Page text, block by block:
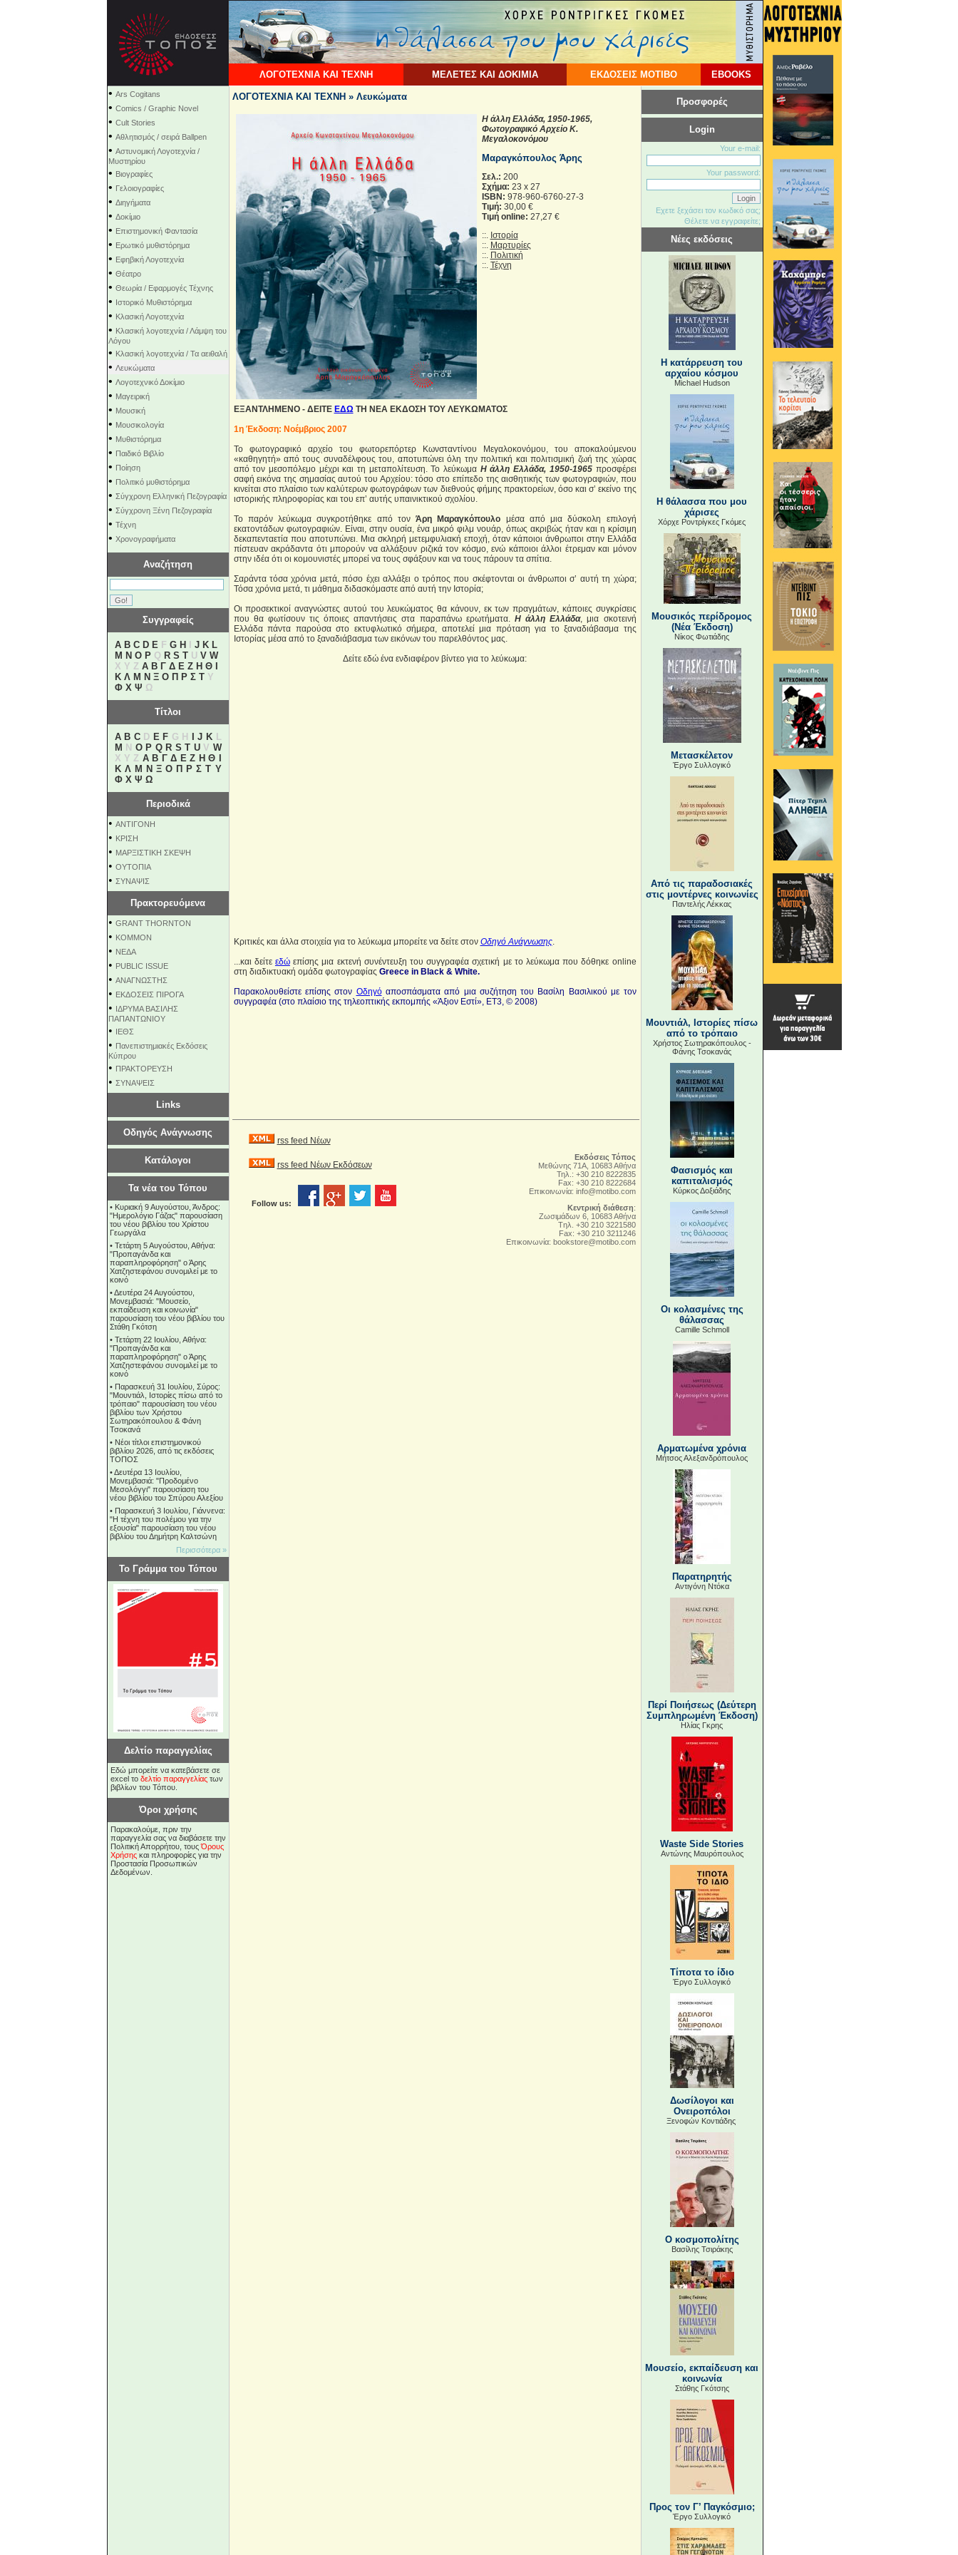
ΛΟΓΟΤΕΧΝΙΑ ΚΑΙ ΤΕΧΝΗ ΜΕΛΕΤΕΣ ΚΑΙ ΔΟΚΙΜΙΑ ΕΚΔΟΣΕΙΣ ΜΟΤΙΒΟ EBOOKS
• Ars Cogitans
• Comics / Graphic Novel
• Cult Stories
• Αθλητισμός / σειρά Ballpen
• Αστυνομική Λογοτεχνία /
Μυστηρίου
• Βιογραφίες
• Γελοιογραφίες
• Διηγήματα
• Δοκίμιο
• Επιστημονική Φαντασία
• Ερωτικό μυθιστόρημα
• Εφηβική Λογοτεχνία
• Θέατρο
• Θεωρία / Εφαρμογές Τέχνης
• Ιστορικό Μυθιστόρημα
• Κλασική Λογοτεχνία
• Κλασική λογοτεχνία / Λάμψη του
Λόγου
• Κλασική λογοτεχνία / Τα αειθαλή
• Λευκώματα
• Λογοτεχνικό Δοκίμιο
• Μαγειρική
• Μουσική
• Μουσικολογία
• Μυθιστόρημα
• Παιδικό Βιβλίο
• Ποίηση
• Πολιτικό μυθιστόρημα
• Σύγχρονη Ελληνική Πεζογραφία
• Σύγχρονη Ξένη Πεζογραφία
• Τέχνη
• Χρονογραφήματα
Αναζήτηση
Συγγραφείς
A B C D EF G H J K L
M N O PQ R S TU V W
X Y Z Α Β Γ Δ Ε Ζ Η Θ
Κ Λ Μ Ν Ξ Ο Π Ρ Σ ΤΥ
Φ Χ Ψ Ω
Τίτλοι
A B CD E F G H J KL
M N O P Q R S T UV W
X Y Z Α Β Γ Δ Ε Ζ Η Θ
Κ Λ Μ Ν Ξ Ο Π Ρ Σ Τ Υ
Φ Χ Ψ Ω
Περιοδικά
• ΑΝΤΙΓΟΝΗ
• ΚΡΙΣΗ
• ΜΑΡΞΙΣΤΙΚΗ ΣΚΕΨΗ
• ΟΥΤΟΠΙΑ
• ΣΥΝΑΨΙΣ
Πρακτορευόμενα
• GRANT THORNTON
• KOMMON
• NEΔΑ
• PUBLIC ISSUE
• ΑΝΑΓΝΩΣΤΗΣ
• ΕΚΔΟΣΕΙΣ ΠΙΡΟΓΑ
• ΙΔΡΥΜΑ ΒΑΣΙΛΗΣ
ΠΑΠΑΝΤΩΝΙΟΥ
• ΙΕΘΣ
• Πανεπιστημιακές Εκδόσεις
Κύπρου
• ΠΡΑΚΤΟΡΕΥΣΗ
• ΣΥΝΑΨΕΙΣ
Links
Οδηγός Ανάγνωσης
Κατάλογοι
Τα νέα του Τόπου
• Κυριακή 9 Αυγούστου, Άνδρος:
"Ημερολόγιο Γάζας" παρουσίαση
του νέου βιβλίου του Χρίστου
Γεωργάλα
• Τετάρτη 5 Αυγούστου, Αθήνα:
"Προπαγάνδα και
παραπληροφόρηση" ο Άρης
Χατζηστεφάνου συνομιλεί με το
κοινό
•Δευτέρα 24 Αυγούστου,
Μονεμβασιά: "Μουσείο,
εκπαίδευση και κοινωνία"
παρουσίαση του νέου βιβλίου του
Στάθη Γκότση
• Τετάρτη 22 Ιουλίου, Αθήνα:
"Προπαγάνδα και
παραπληροφόρηση" ο Άρης
Χατζηστεφάνου συνομιλεί με το
κοινό
• Παρασκευή 31 Ιουλίου, Σύρος:
"Μουντιάλ, Ιστορίες πίσω από το
τρόπαιο" παρουσίαση του νέου
βιβλίου των Χρήστου
Σωτηρακόπουλου & Φάνη
Τσοκανά
• Νέοι τίτλοι επιστημονικού
βιβλίου 2026, από τις εκδόσεις
ΤΟΠΟΣ
•Δευτέρα 13 Ιουλίου,
Μονεμβασιά: "Προδομένο
Μεσολόγγι" παρουσίαση του
νέου βιβλίου του Σπύρου Αλεξίου
• Παρασκευή 3 Ιουλίου, Γιάννενα:
"Η τέχνη του πολέμου για την
εξουσία" παρουσίαση του νέου
βιβλίου του Δημήτρη Καλτσώνη
Περισσότερα »
Το Γράμμα του Τόπου
Δελτίο παραγγελίας
Εδώ μπορείτε να κατεβάσετε σε
excel το δελτίο παραγγελίαςτων
βιβλίων του Τόπου.
Όροι χρήσης
Παρακαλούμε, πριν την
παραγγελία σας να διαβάσετε την
Πολιτική Απορρήτου, τουςΌρους
Χρήσηςκαι πληροφορίες για την
Προστασία Προσωπικών
Δεδομένων.
ΛΟΓΟΤΕΧΝΙΑ ΚΑΙ ΤΕΧΝΗ » Λευκώματα
Η άλλη Ελλάδα, 1950-1965,
Φωτογραφικό Αρχείο Κ.
Μεγαλοκονόμου
Μαραγκόπουλος Άρης
Σελ.: 200
Σχήμα: 23 x 27
ISBN: 978-960-6760-27-3
Τιμή: 30,00 €
Τιμή online: 27,27 €
::. Ιστορία
::. Μαρτυρίες
::. Πολιτική
::. Τέχνη
ΕΞΑΝΤΛΗΜΕΝΟ - ΔΕΙΤΕ ΕΔΩΤΗ ΝΕΑ ΕΚΔΟΣΗ ΤΟΥ ΛΕΥΚΩΜΑΤΟΣ
1η Έκδοση: Νοέμβριος 2007
To φωτογραφικό αρχείο του φωτορεπόρτερ Κωνσταντίνου Μεγαλοκονόμου, του αποκαλούμενου
«καθηγητή» από τους συναδέλφους του, αποτυπώνει όλη την πολιτική και πολιτισμική ζωή της χώρας
από τον μεσοπόλεμο μέχρι και τη μεταπολίτευση. Το λεύκωμα Η άλλη Ελλάδα, 1950-1965 προσφέρει
σαφή εικόνα της σημασίας αυτού του Αρχείου: τόσο στο επίπεδο της αισθητικής των φωτογραφιών, που
κινείται στο πλαίσιο των καλύτερων φωτογράφων των διεθνούς φήμης πρακτορείων, όσο και σ’ εκείνο της
ιστορικής πληροφορίας και του επ’ αυτής υπαινικτικού σχολίου.
Το παρόν λεύκωμα συγκροτήθηκε από τον Άρη Μαραγκόπουλο μέσα από μια δύσκολη επιλογή
εκατοντάδων φωτογραφιών. Είναι, στην ουσία, ένα μικρό φιλμ νουάρ, όπως ακριβώς ήταν και η κρίσιμη
δεκαπενταετία που αποτυπώνει. Μια σκληρή μετεμφυλιακή εποχή, όταν κάποιοι άνθρωποι στην Ελλάδα
πίστευαν ακράδαντα ότι μπορούν να αλλάξουν ριζικά τον κόσμο, ενώ κάποιοι άλλοι έτρεμαν και μόνον
στην ιδέα ότι οι κομουνιστές μπορεί να τους σφάξουν και να τους πάρουν τα σπίτια.
Σαράντα τόσα χρόνια μετά, πόσο έχει αλλάξει ο τρόπος που σκέφτονται οι άνθρωποι σ’ αυτή τη χώρα;
Τόσα χρόνια μετά, τι μάθημα διδασκόμαστε από αυτή την Ιστορία;
Οι προσεκτικοί αναγνώστες αυτού του λευκώματος θα κάνουν, εκ των πραγμάτων, κάποιες συγκρίσεις
που θα φωτίσουν τις όποιες απαντήσεις στα παραπάνω ερωτήματα. Η άλλη Ελλάδα, μια σκοτεινή
Ελλάδα πάντα παρούσα στο εκτυφλωτικό σήμερα, αποτελεί μια πρόταση για το ξαναδιάβασμα της
Ιστορίας μέσα από το ξαναδιάβασμα των εικόνων του παρελθόντος μας.
Δείτε εδώ ένα ενδιαφέρον βίντεο για το λεύκωμα:
Kριτικές και άλλα στοιχεία για το λεύκωμα μπορείτε να δείτε στον Oδηγό Ανάγνωσης.
...και δείτε εδώεπίσης μια εκτενή συνέντευξη του συγγραφέα σχετική με το λεύκωμα που δόθηκε online
στη διαδικτυακή ομάδα φωτογραφίας Greece in Black & White.
Παρακολουθείστε επίσης στον Οδηγόαποσπάσματα από μια συζήτηση του Βασίλη Βασιλικού με τον
συγγραφέα (στο πλαίσιο της τηλεοπτικής εκπομπής «Άξιον Εστί», ΕΤ3, © 2008)
rss feed Νέων
rss feed Νέων Εκδόσεων
Follow us:
Εκδόσεις Τόπος
Μεθώνης 71Α, 10683 Αθήνα
Τηλ.: +30 210 8222835
Fax: +30 210 8222684
Επικοινωνία: info@motibo.com
Κεντρική διάθεση:
Zωσιμάδων 6, 10683 Αθήνα
Tηλ. +30 210 3221580
Fax: +30 210 3211246
Επικοινωνία: bookstore@motibo.com
Προσφορές
Login
Your e-mail:
Your password:
Εχετε ξεχάσει τον κωδικό σας;
Θέλετε να εγγραφείτε;
Νέες εκδόσεις
Η κατάρρευση του
αρχαίου κόσμου
Michael Hudson
Η θάλασσα που μου
χάρισες
Χόρχε Ροντρίγκες Γκόμες
Μουσικός περίδρομος
(Νέα Έκδοση)
Νίκος Φωτιάδης
Μετασκέλετον
Έργο Συλλογικό
Από τις παραδοσιακές
στις μοντέρνες κοινωνίες
Παντελής Λέκκας
Μουντιάλ, Ιστορίες πίσω
από το τρόπαιο
Χρήστος Σωτηρακόπουλος -
Φάνης Τσοκανάς
Φασισμός και
καπιταλισμός
Κύρκος Δοξιάδης
Οι κολασμένες της
θάλασσας
Camille Schmoll
Αρματωμένα χρόνια
Μήτσος Αλεξανδρόπουλος
Παρατηρητής
Αντιγόνη Ντόκα
Περί Ποιήσεως (Δεύτερη
Συμπληρωμένη Έκδοση)
Ηλίας Γκρης
Waste Side Stories
Αντώνης Μαυρόπουλος
Τίποτα το ίδιο
Έργο Συλλογικό
Δωσίλογοι και
Ονειροπόλοι
Ξενοφών Κοντιάδης
Ο κοσμοπολίτης
Βασίλης Τσιράκης
Μουσείο, εκπαίδευση και
κοινωνία
Στάθης Γκότσης
Προς τον Γ’ Παγκόσμιο;
Έργο Συλλογικό